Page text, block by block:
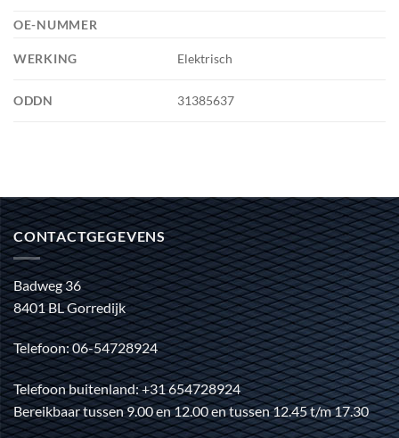
OE-NUMMER
WERKING Elektrisch
ODDN 31385637
CONTACTGEGEVENS
Badweg 36
8401 BL Gorredijk
Telefoon: 06-54728924
Telefoon buitenland: +31 654728924
Bereikbaar tussen 9.00 en 12.00 en tussen 12.45 t/m 17.30